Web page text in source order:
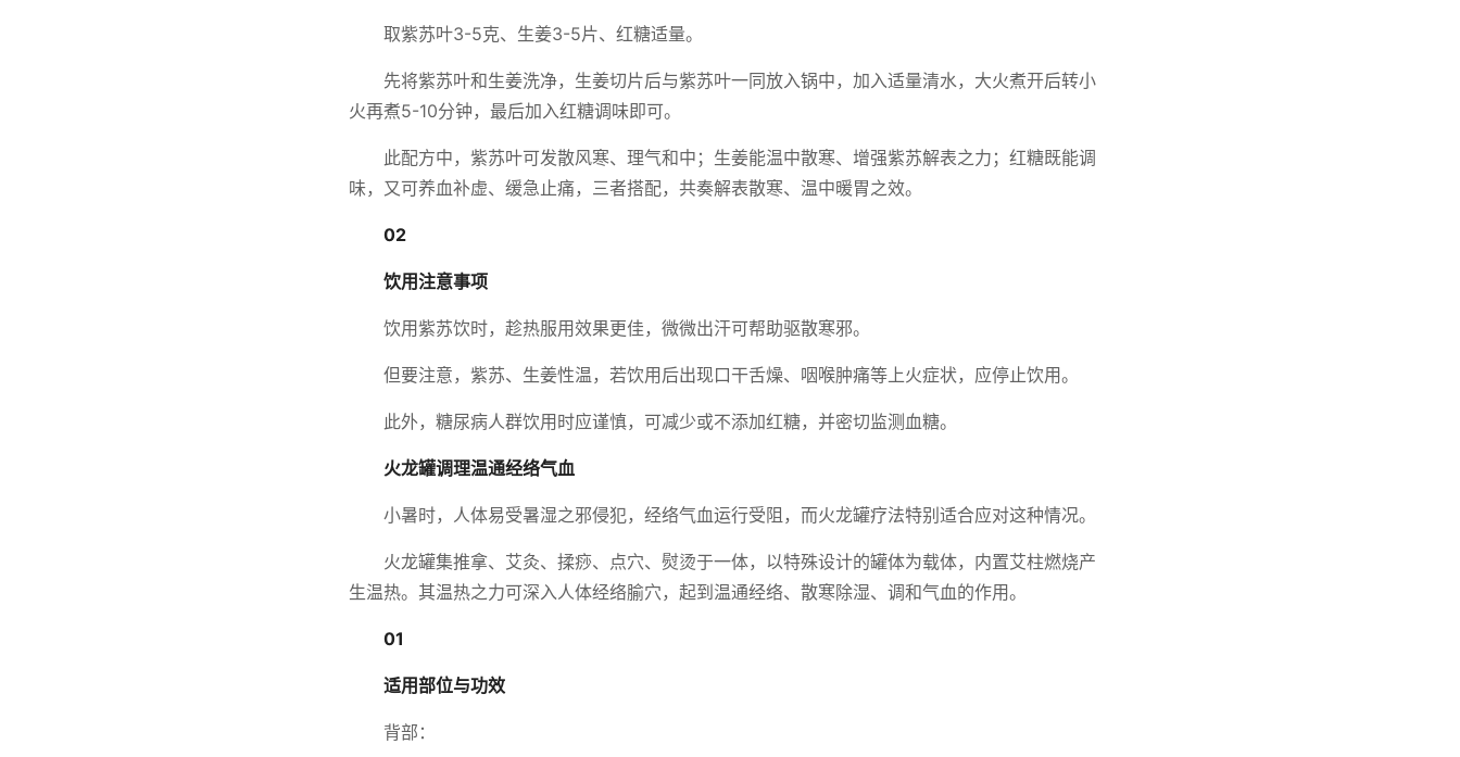
取紫苏叶3-5克、生姜3-5片、红糖适量。
先将紫苏叶和生姜洗净，生姜切片后与紫苏叶一同放入锅中，加入适量清水，大火煮开后转小
火再煮5-10分钟，最后加入红糖调味即可。
此配方中，紫苏叶可发散风寒、理气和中；生姜能温中散寒、增强紫苏解表之力；红糖既能调
味，又可养血补虚、缓急止痛，三者搭配，共奏解表散寒、温中暖胃之效。
02
饮用注意事项
饮用紫苏饮时，趁热服用效果更佳，微微出汗可帮助驱散寒邪。
但要注意，紫苏、生姜性温，若饮用后出现口干舌燥、咽喉肿痛等上火症状，应停止饮用。
此外，糖尿病人群饮用时应谨慎，可减少或不添加红糖，并密切监测血糖。
火龙罐调理温通经络气血
小暑时，人体易受暑湿之邪侵犯，经络气血运行受阻，而火龙罐疗法特别适合应对这种情况。
火龙罐集推拿、艾灸、揉痧、点穴、熨烫于一体，以特殊设计的罐体为载体，内置艾柱燃烧产
生温热。其温热之力可深入人体经络腧穴，起到温通经络、散寒除湿、调和气血的作用。
01
适用部位与功效
背部：